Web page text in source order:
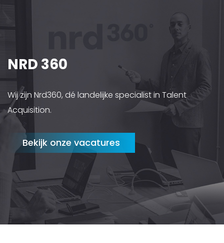
NRD 360
Wij zijn Nrd360, dé landelijke specialist in Talent
Acquisition.
Bekijk onze vacatures